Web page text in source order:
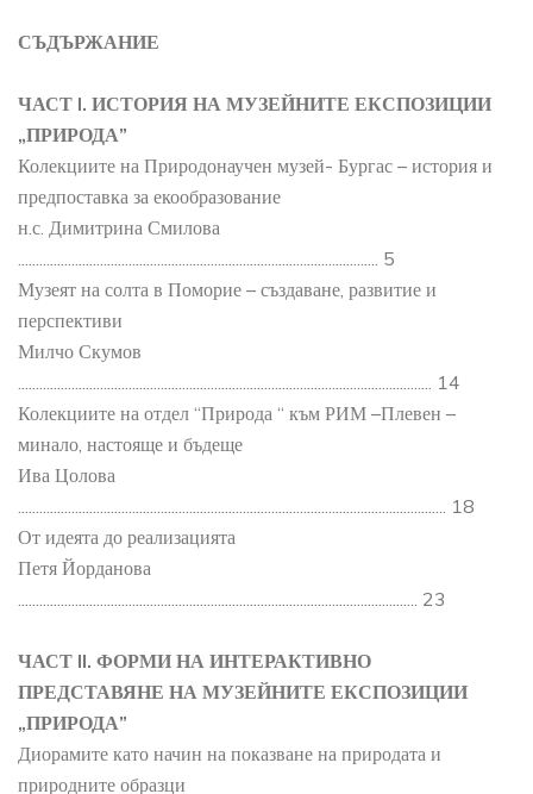
СЪДЪРЖАНИЕ
ЧАСТ I. ИСТОРИЯ НА МУЗЕЙНИТЕ ЕКСПОЗИЦИИ
„ПРИРОДА”
Колекциите на Природонаучен музей- Бургас – история и
предпоставка за екообразование
н.с. Димитрина Смилова
..................................................................................................... 5
Музеят на солта в Поморие – създаване, развитие и
перспективи
Милчо Скумов
.................................................................................................................... 14
Колекциите на отдел “Природа “ към РИМ –Плевен –
минало, настояще и бъдеще
Ива Цолова
........................................................................................................................ 18
От идеята до реализацията
Петя Йорданова
................................................................................................................ 23
ЧАСТ II. ФОРМИ НА ИНТЕРАКТИВНО
ПРЕДСТАВЯНЕ НА МУЗЕЙНИТЕ ЕКСПОЗИЦИИ
„ПРИРОДА”
Диорамите като начин на показване на природата и
природните образци